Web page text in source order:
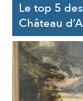
Le top 5
Château